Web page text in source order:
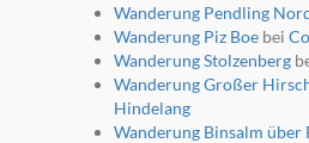
Wanderung Pendling
Wanderung Piz Boebei
Wanderung Stolzenberg
Wanderung Großer
Hindelang
Wanderung Binsalm über